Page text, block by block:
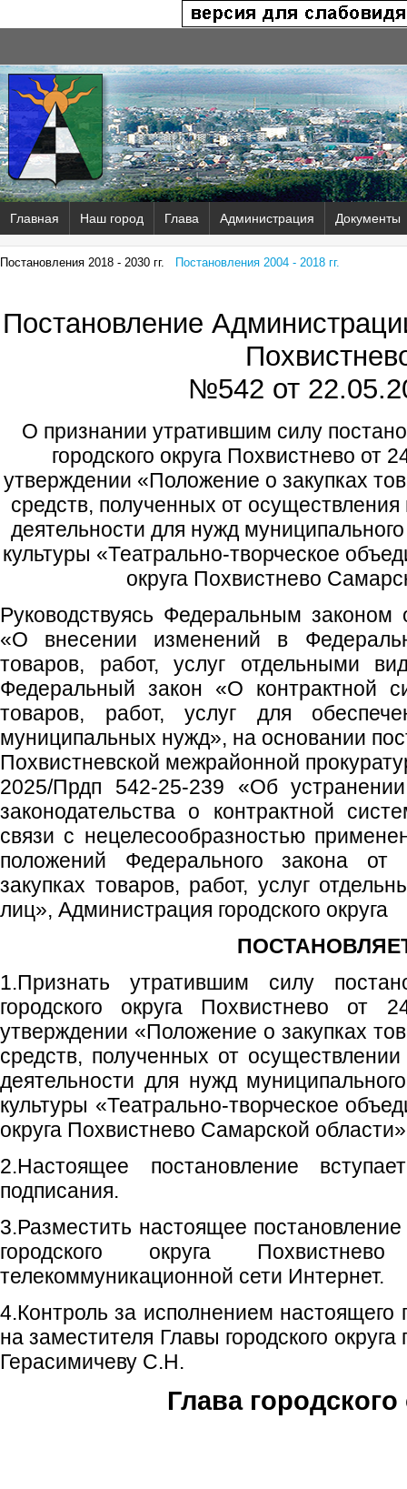
Главная Наш город Глава Администрация Документы
Постановления 2018 - 2030 гг. Постановления 2004 - 2018 гг.
Постановление
№542 от
О признании утратившим силу
городского округа Похвистнево
утверждении «Положение о закупках
средств, полученных от
деятельности для нужд
культуры «Театрально-творческое
округа Похвистнево
Руководствуясь Федеральным
«О внесении изменений в
товаров, работ, услуг отдельными
Федеральный закон «О контрактной
товаров, работ, услуг для
муниципальных нужд», на основании
Похвистневской межрайонной
2025/Прдп 542-25-239 «Об
законодательства о контрактной
связи с нецелесообразностью
положений Федерального закона
закупках товаров, работ, услуг
лиц», Администрация городского округа
1.Признать утратившим силу
городского округа Похвистнево
утверждении «Положение о закупках
средств, полученных от
деятельности для нужд
культуры «Театрально-творческое
округа Похвистнево Самарской
2.Настоящее постановление
подписания.
3.Разместить настоящее
городского округа
телекоммуникационной сети Интернет.
4.Контроль за исполнением настоящего
на заместителя Главы городского
Герасимичеву С.Н.
Глава городского